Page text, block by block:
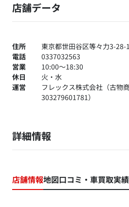
店舗データ
住所
東京都世田谷区等々力3-28-1
電話
0337032563
営業
10:00～18:30
休日
火・水
運営
フレックス株式会社（古物
303279601781）
詳細情報
店舗情報地図口コミ・車買取実